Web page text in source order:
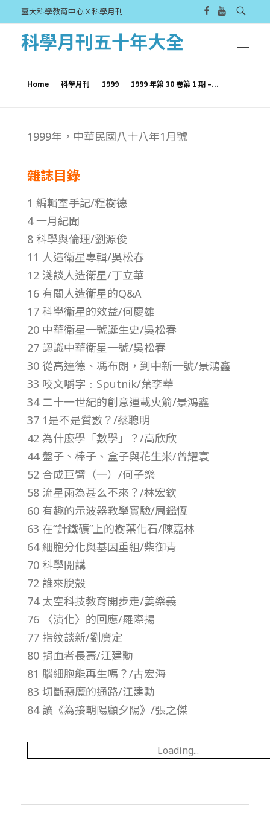
臺大科學教育中心 X 科學月刊
科學月刊五十年大全
Home 科學月刊 1999 1999 年第 30 卷第 1 期 –...
1
9
9
年
第
3
0
卷
第
1
期
–
總
號
第
3
4
9
期
1999年，中華民國八十八年1月號
雜誌目錄
1 編輯室手記/程樹德
4 一月紀聞
8 科學與倫理/劉源俊
11 人造衛星專輯/吳松春
12 淺談人造衛星/丁立華
16 有關人造衛星的Q&A
17 科學衛星的效益/何慶雄
20 中華衛星一號誕生史/吳松春
27 認識中華衛星一號/吳松春
30 從高達德、馮布朗，到中新一號/景鴻鑫
33 咬文嚼字﹕Sputnik/葉李華
34 二十一世紀的創意運載火箭/景鴻鑫
37 1是不是質數？/蔡聰明
42 為什麼學「數學」？/高欣欣
44 盤子、棒子、盒子與花生米/曾耀寰
52 合成巨臂（一）/何子樂
58 流星雨為甚么不來？/林宏欽
60 有趣的示波器教學實驗/周鑑恆
63 在“針鐵礦”上的樹葉化石/陳嘉林
64 細胞分化與基因重組/柴御青
70 科學開講
72 誰來脫殼
74 太空科技教育開步走/姜樂義
76 〈演化〉的回應/羅際揚
77 指紋談新/劉廣定
80 捐血者長壽/江建勳
81 腦細胞能再生嗎？/古宏海
83 切斷惡魔的通路/江建勳
84 讀《為接朝陽顧夕陽》/張之傑
Loading...